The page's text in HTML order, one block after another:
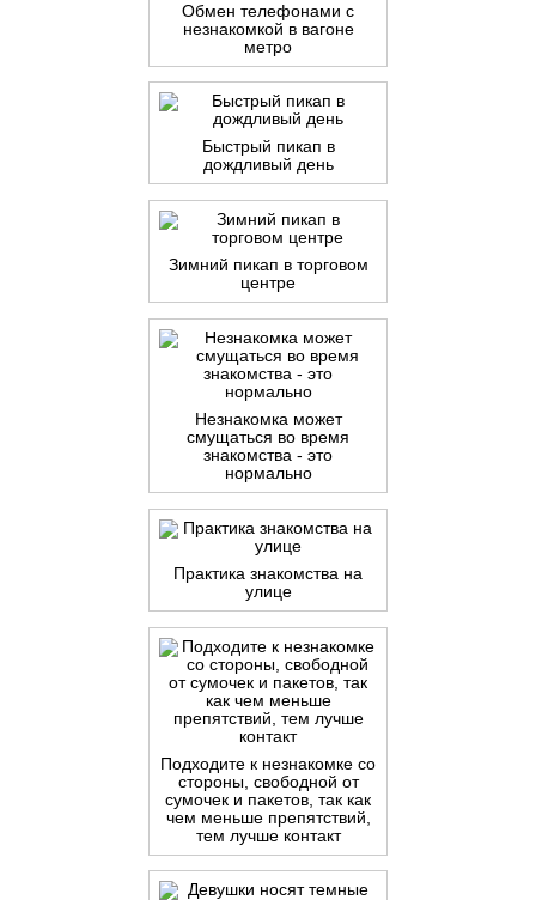
Обмен телефонами с
незнакомкой в вагоне
метро
Быстрый пикап в
дождливый день
Зимний пикап в торговом
центре
Незнакомка может
смущаться во время
знакомства - это
нормально
Практика знакомства на
улице
Подходите к незнакомке со
стороны, свободной от
сумочек и пакетов, так как
чем меньше препятствий,
тем лучше контакт